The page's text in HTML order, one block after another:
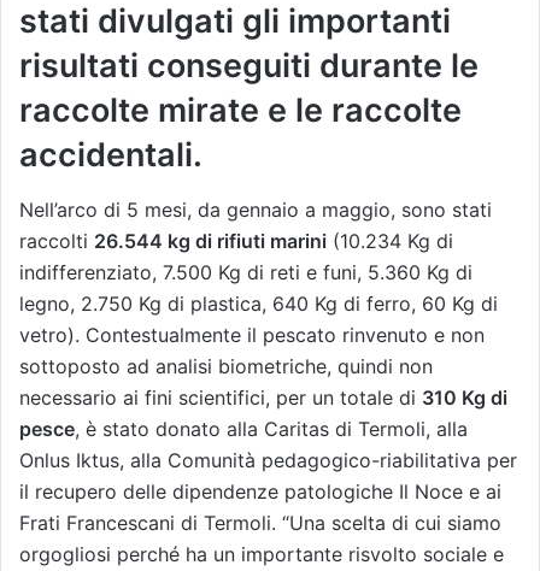
stati divulgati gli importanti
risultati conseguiti durante le
raccolte mirate e le raccolte
accidentali.
Nell’arco di 5 mesi, da gennaio a maggio, sono stati
raccolti 26.544 kg di rifiuti marini (10.234 Kg di
indifferenziato, 7.500 Kg di reti e funi, 5.360 Kg di
legno, 2.750 Kg di plastica, 640 Kg di ferro, 60 Kg di
vetro). Contestualmente il pescato rinvenuto e non
sottoposto ad analisi biometriche, quindi non
necessario ai fini scientifici, per un totale di 310 Kg di
pesce, è stato donato alla Caritas di Termoli, alla
Onlus Iktus, alla Comunità pedagogico-riabilitativa per
il recupero delle dipendenze patologiche Il Noce e ai
Frati Francescani di Termoli. “Una scelta di cui siamo
orgogliosi perché ha un importante risvolto sociale e